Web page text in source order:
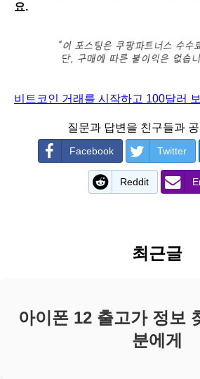
요.
비트코인 거래를 시작하고 100달러
질문과 답변을 친구들과
Facebook Twitter
Reddit
최근글
아이폰 12 출고가 정보
분에게